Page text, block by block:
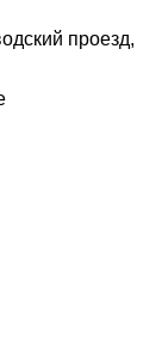
проезд,